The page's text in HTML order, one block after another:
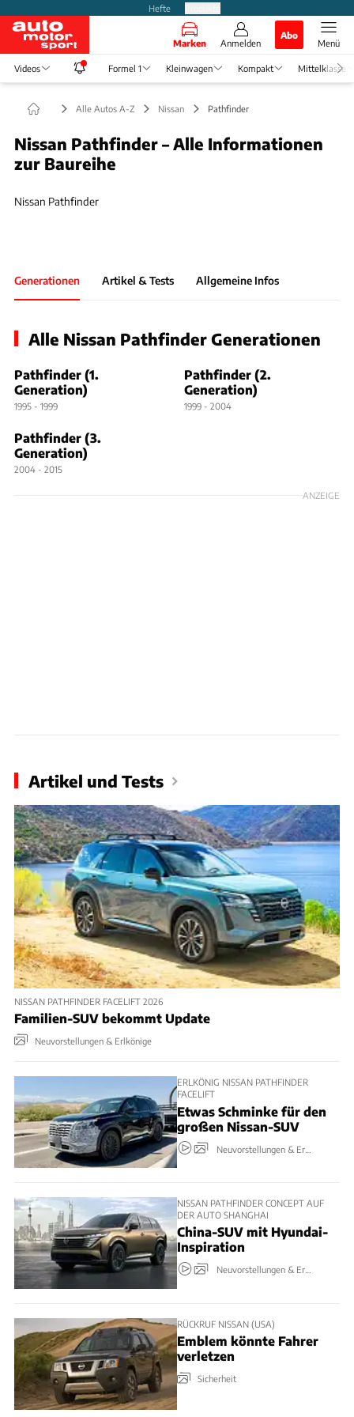
Hefte
Marken Anmelden
Abo
Menü
Videos Formel 1 Kleinwagen Kompakt Mittelklasse
Alle Autos A-Z Nissan Pathfinder
Nissan Pathfinder – Alle Informationen
zur Baureihe
Slide 1 von 1: Bild - Nissan Pathfinder
Nissan Pathfinder
Generationen Artikel & Tests Allgemeine Infos
Alle Nissan Pathfinder Generationen
Pathfinder (1.
Generation)
1995 - 1999
Pathfinder (2.
Generation)
1999 - 2004
Pathfinder (3.
Generation)
2004 - 2015
ANZEIGE
Artikel und Tests
NISSAN PATHFINDER FACELIFT 2026
Familien-SUV bekommt Update
Neuvorstellungen & Erlkönige
ERLKÖNIG NISSAN PATHFINDER
FACELIFT
Etwas Schminke für den
großen Nissan-SUV
Neuvorstellungen & Erlkönige
NISSAN PATHFINDER CONCEPT AUF
DER AUTO SHANGHAI
China-SUV mit Hyundai-
Inspiration
Neuvorstellungen & Erlkönige
RÜCKRUF NISSAN (USA)
Emblem könnte Fahrer
verletzen
Sicherheit